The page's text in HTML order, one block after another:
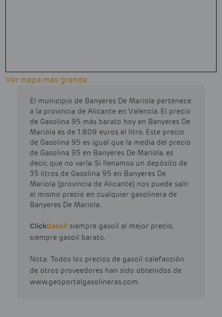
Ver mapa más grande
El municipio de Banyeres De Mariola pertenece
a la provincia de Alicante en Valencia. El precio
de Gasolina 95 más barato hoy en Banyeres De
Mariola es de 1.809 euros el litro. Este precio
de Gasolina 95 es igual que la media del precio
de Gasolina 95 en Banyeres De Mariola, es
decir, que no varía. Si llenamos un depósito de
35 litros de Gasolina 95 en Banyeres De
Mariola (provincia de Alicante) nos puede salir
el mismo precio en cualquier gasolinera de
Banyeres De Mariola.
ClickGasoil siempre gasoil al mejor precio,
siempre gasoil barato.
Nota: Todos los precios de gasoil calefacción
de otros proveedores han sido obtenidos de
www.geoportalgasolineras.com.